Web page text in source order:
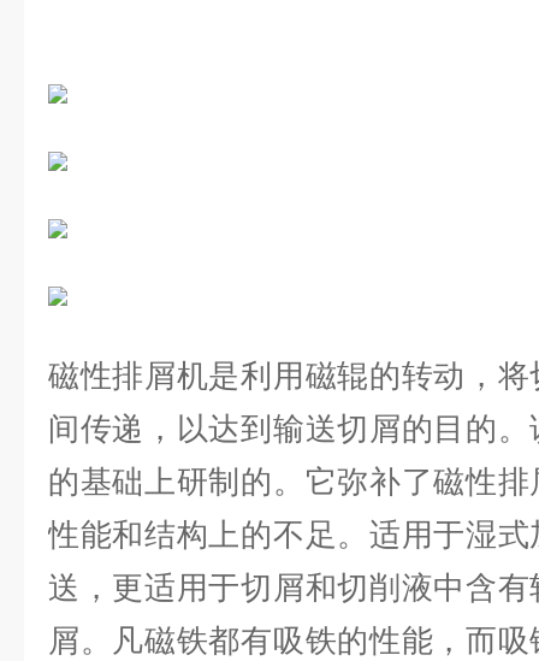
磁性排屑机是利用磁辊的转动，
间传递，以达到输送切屑的目的
的基础上研制的。它弥补了磁性
性能和结构上的不足。适用于湿
送，更适用于切屑和切削液中含
屑。凡磁铁都有吸铁的性能，而